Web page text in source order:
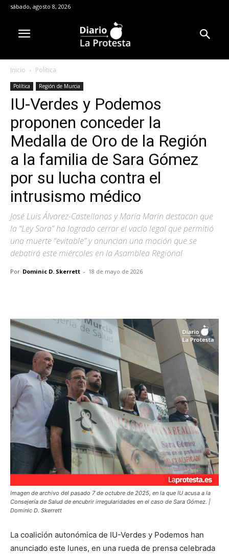
sábado, agosto 8, 2026
Inicio Política
Política Región de Murcia
IU-Verdes y Podemos
proponen conceder la
Medalla de Oro de la Región
a la familia de Sara Gómez
por su lucha contra el
intrusismo médico
José Luis Álvarez-Castellanos y María Marín destacan que
la “Ley Sara” ha logrado cerrar el vacío legal que permitió
una muerte “evitable” y anuncian una moción que se
debatirá este miércoles en la Asamblea Regional
Por Dominic D. Skerrett - 18 de mayo de 2026
Imagen de archivo del pasado 7 de octubre de 2025, en la que IU acusa a la
Consejería de Salud de encubrir irregularidades en el caso de Sara Gómez. |
Dominic D. Skerrett
La coalición autonómica de IU-Verdes y Podemos han
anunciado este lunes, en una rueda de prensa celebrada